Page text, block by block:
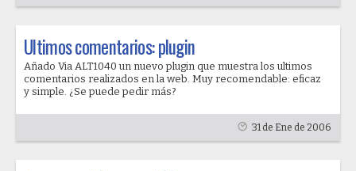
Ultimos comentarios: plugin
Añado Via ALT1040 un nuevo plugin que muestra los ultimos
comentarios realizados en la web. Muy recomendable: eficaz
y simple. ¿Se puede pedir más?
31 de Ene de 2006